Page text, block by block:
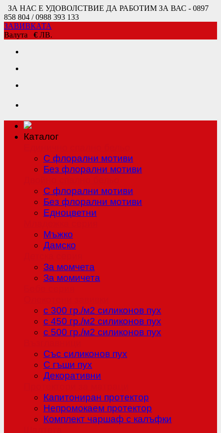
ЗА НАС Е УДОВОЛСТВИЕ ДА РАБОТИМ ЗА ВАС - 0897
858 804 / 0988 393 133
ЗАВИВКАТА
Валута € ЛВ.
Каталог
С флорални мотиви
Без флорални мотиви
С флорални мотиви
Без флорални мотиви
Едноцветни
Мъжко
Дамско
За момчета
За момичета
с 300 гр./м2 силиконов пух
с 450 гр./м2 силиконов пух
с 500 гр./м2 силиконов пух
Със силиконов пух
С гъши пух
Декоративни
Капитониран протектор
Непромокаем протектор
Комплект чаршаф с калъфки